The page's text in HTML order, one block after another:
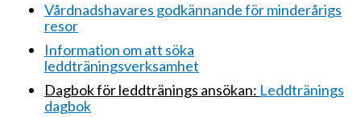
Vårdnadshavares godkännande för minderårigs
resor
Information om att söka
leddträningsverksamhet
Dagbok för leddtränings ansökan: Leddtränings
dagbok